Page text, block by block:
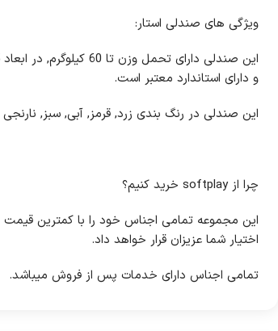
ویژگی های صندلی استار:
و دارای استاندارد معتبر است.
این صندلی در رنگ بندی زرد, قرمز, آبی, سبز,
چرا از softplay خرید کنیم؟
اختیار شما عزیزان قرار خواهد داد.
تمامی اجناس دارای خدمات پس از فروش می‍باشد.